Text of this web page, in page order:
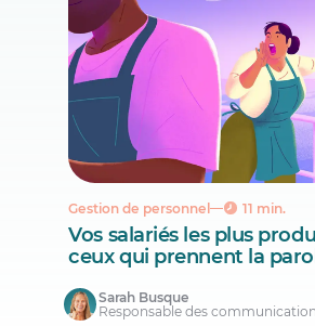
Gestion de personnel 11 min.
Vos salariés les plus
ceux qui prennent la
Sarah Busque
Responsable des